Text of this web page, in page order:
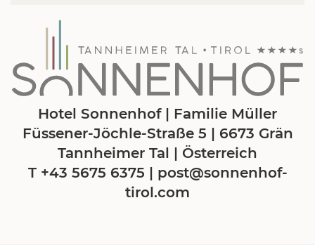
Hotel Sonnenhof | Familie Müller
Füssener-Jöchle-Straße 5 | 6673 Grän
Tannheimer Tal | Österreich
T +43 5675 6375 | post@sonnenhof-
tirol.com